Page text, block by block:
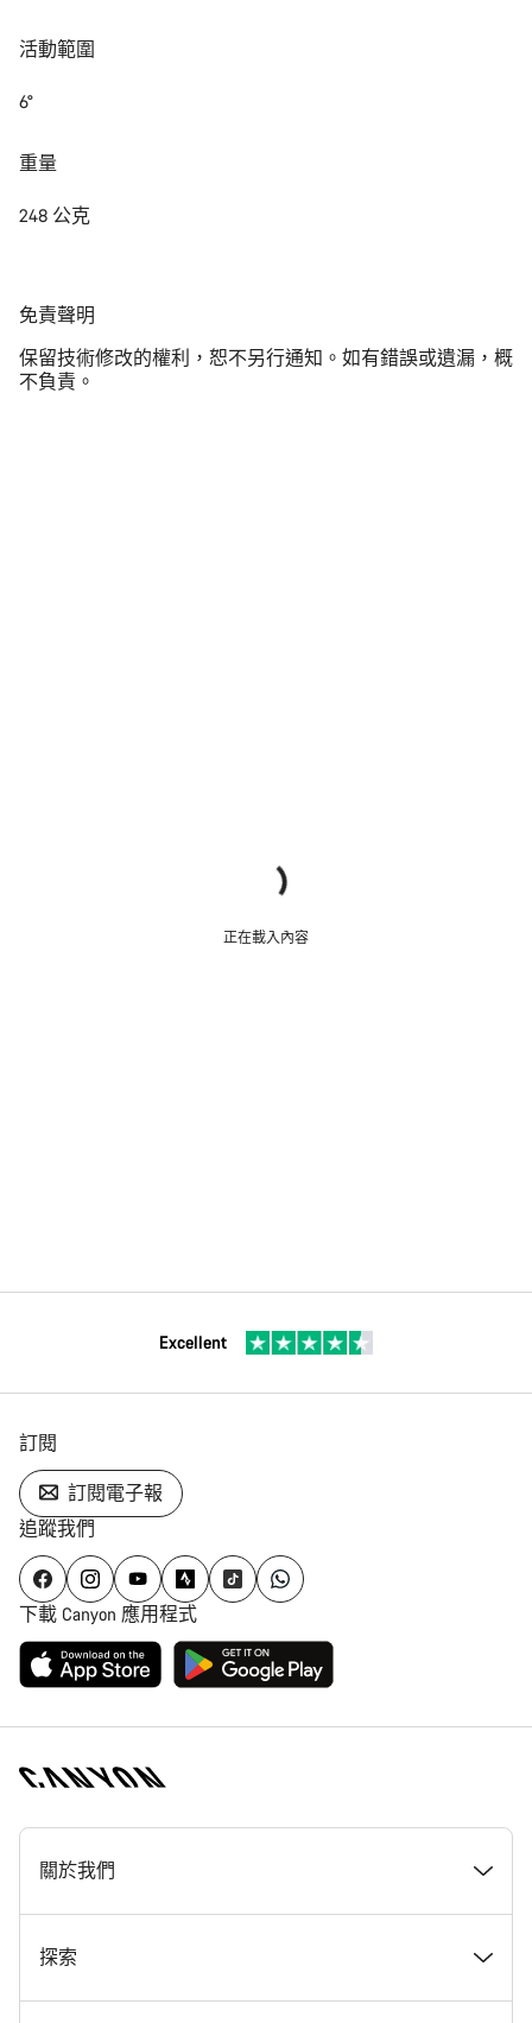
活動範圍
6°
重量
248 公克
免
聲
明
免責聲明
保留技術修改的權利，恕不另行通知。如有錯誤或遺漏，概
不負責。
正在載入內容
Excellent
訂閱
訂閱電子報
追蹤我們
下載 Canyon 應用程式
[footer.linksList.title]
關於我們
獎勵
探索